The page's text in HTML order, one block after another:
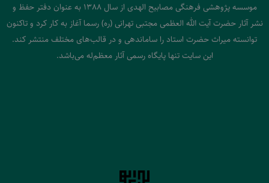
موسسه پژوهشی فرهنگی مصابیح الهدی از سال 1388 به عنوان دفتر حفظ و
نشر آثار حضرت آیت الله العظمی مجتبی تهرانی (ره) رسما آغاز به کار کرد و تاکنون
توانسته میراث حضرت استاد را ساماندهی و در قالب‌های مختلف منتشر کند.
این سایت تنها پایگاه رسمی آثار معظم‌له می‌باشد.